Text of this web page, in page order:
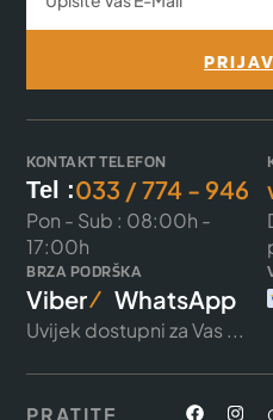
KONTAKT TELEFON
Tel :033 / 774 - 946
Pon - Sub : 08:00h -
17:00h
BRZA PODRŠKA
Viber WhatsApp
Uvijek dostupni za Vas ...
PRATITE